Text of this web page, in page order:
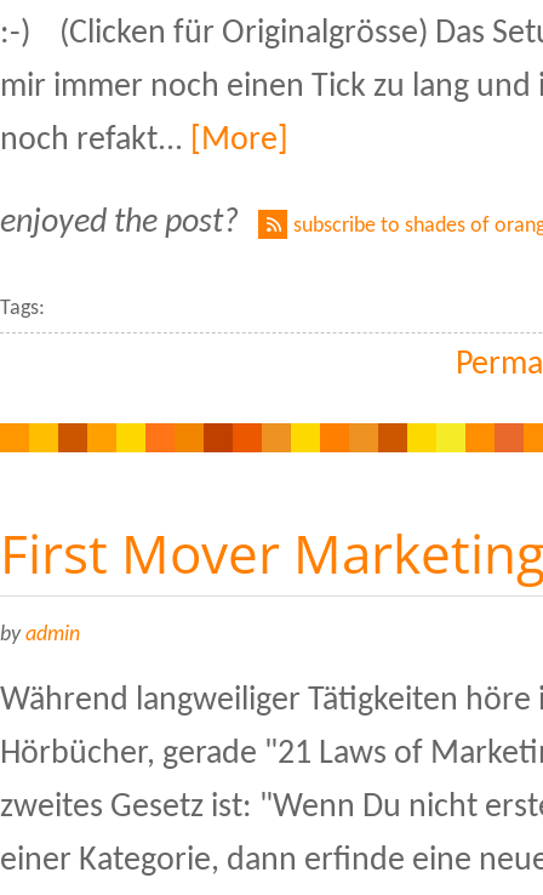
:-) (Clicken für Originalgrösse) Das
mir immer noch einen Tick zu lang
noch refakt...
[More]
enjoyed the post? subscribe to shades of
Tags:
First Mover
byadmin
Während langweiliger Tätigkeiten höre
Hörbücher, gerade "21 Laws of
zweites Gesetz ist: "Wenn Du nicht
einer Kategorie, dann erfinde eine